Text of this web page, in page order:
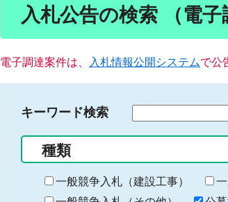
入札公告の検索 （電子
電子調達案件は、 入札情報公開システムで公
キーワード検索
る
キ
ー
種類
一般競争入札（建設工事）